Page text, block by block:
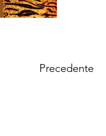
Precedente